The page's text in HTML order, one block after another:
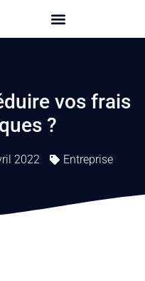
vos frais
?
2022 Entreprise